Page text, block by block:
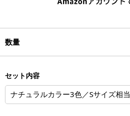
数量
セット内容
ナチュラルカラー3色／Sサイズ相当